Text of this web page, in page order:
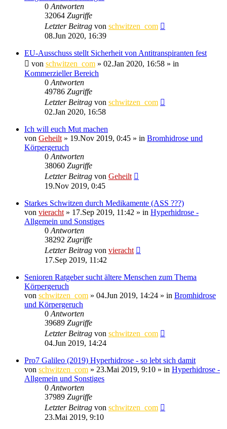
0 Antworten
32064 Zugriffe
Letzter Beitrag von schwitzen_com
08.Jun 2020, 16:39
EU-Ausschuss stellt Sicherheit von Antitranspiranten fest
von schwitzen_com » 02.Jan 2020, 16:58 » in
Kommerzieller Bereich
0 Antworten
49786 Zugriffe
Letzter Beitrag von schwitzen_com
02.Jan 2020, 16:58
Ich will euch Mut machen
von Geheilt » 19.Nov 2019, 0:45 » in Bromhidrose und
Körpergeruch
0 Antworten
38060 Zugriffe
Letzter Beitrag von Geheilt
19.Nov 2019, 0:45
Starkes Schwitzen durch Medikamente (ASS ???)
von vieracht » 17.Sep 2019, 11:42 » in Hyperhidrose -
Allgemein und Sonstiges
0 Antworten
38292 Zugriffe
Letzter Beitrag von vieracht
17.Sep 2019, 11:42
Senioren Ratgeber sucht ältere Menschen zum Thema
Körpergeruch
von schwitzen_com » 04.Jun 2019, 14:24 » in Bromhidrose
und Körpergeruch
0 Antworten
39689 Zugriffe
Letzter Beitrag von schwitzen_com
04.Jun 2019, 14:24
Pro7 Galileo (2019) Hyperhidrose - so lebt sich damit
von schwitzen_com » 23.Mai 2019, 9:10 » in Hyperhidrose -
Allgemein und Sonstiges
0 Antworten
37989 Zugriffe
Letzter Beitrag von schwitzen_com
23.Mai 2019, 9:10